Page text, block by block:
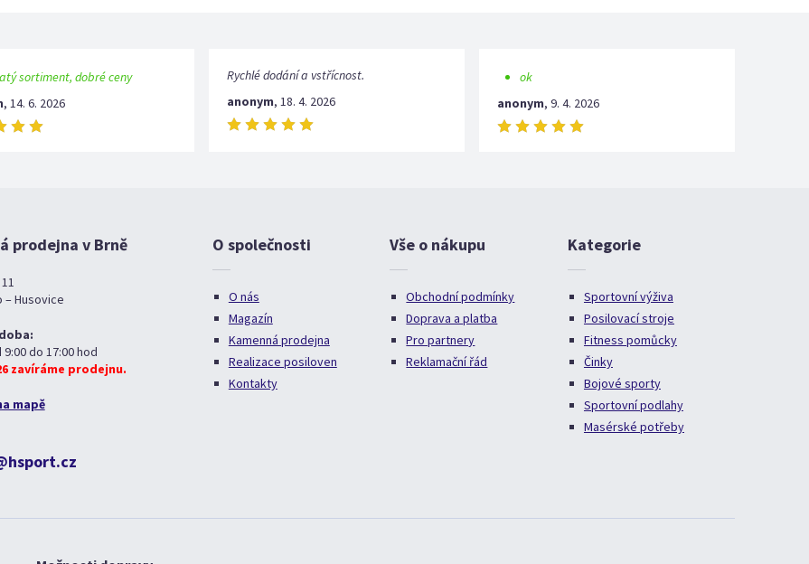
sortiment, dobré ceny
, 14. 6. 2026
Rychlé dodání a vstřícnost.
anonym, 18. 4. 2026
ok
anonym, 9. 4. 2026
prodejna v Brně
– Husovice
9:00 do 17:00 hod
zavíráme prodejnu.
mapě
O společnosti
O nás
Magazín
Kamenná prodejna
Realizace posiloven
Kontakty
Vše o nákupu
Obchodní podmínky
Doprava a platba
Pro partnery
Reklamační řád
Kategorie
Sportovní výživa
Posilovací stroje
Fitness pomůcky
Činky
Bojové sporty
Sportovní podlahy
Masérské potřeby